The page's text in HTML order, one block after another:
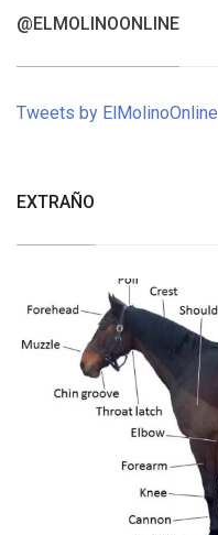
@ELMOLINOONLINE
Tweets by ElMolinoOnline
EXTRAÑO